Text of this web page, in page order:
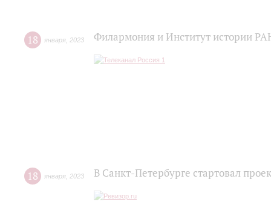
18 января 2023 Филармония и Институт истории
18 января 2023 В Санкт-Петербурге стартовал